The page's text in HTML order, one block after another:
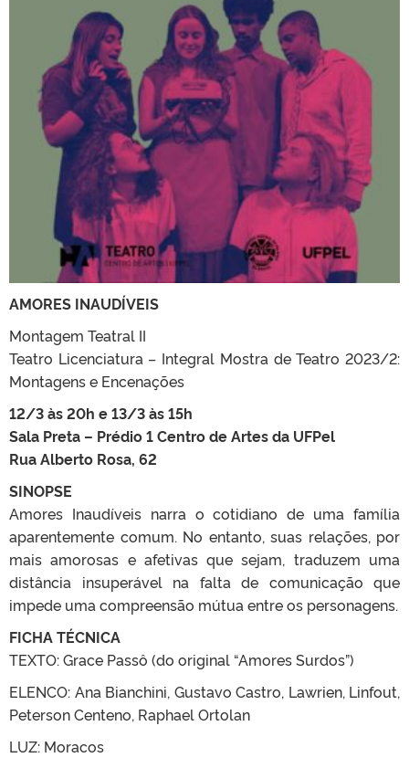
AMORES INAUDÍVEIS
Montagem Teatral II
Teatro Licenciatura – Integral Mostra de Teatro 2023/2:
Montagens e Encenações
12/3 às 20h e 13/3 às 15h
Sala Preta – Prédio 1 Centro de Artes da UFPel
Rua Alberto Rosa, 62
SINOPSE
Amores Inaudíveis narra o cotidiano de uma família
aparentemente comum. No entanto, suas relações, por
mais amorosas e afetivas que sejam, traduzem uma
distância insuperável na falta de comunicação que
impede uma compreensão mútua entre os personagens.
FICHA TÉCNICA
TEXTO: Grace Passô (do original “Amores Surdos”)
ELENCO: Ana Bianchini, Gustavo Castro, Lawrien, Linfout,
Peterson Centeno, Raphael Ortolan
LUZ: Moracos